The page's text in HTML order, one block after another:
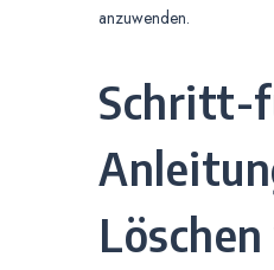
anzuwenden.
Schritt-